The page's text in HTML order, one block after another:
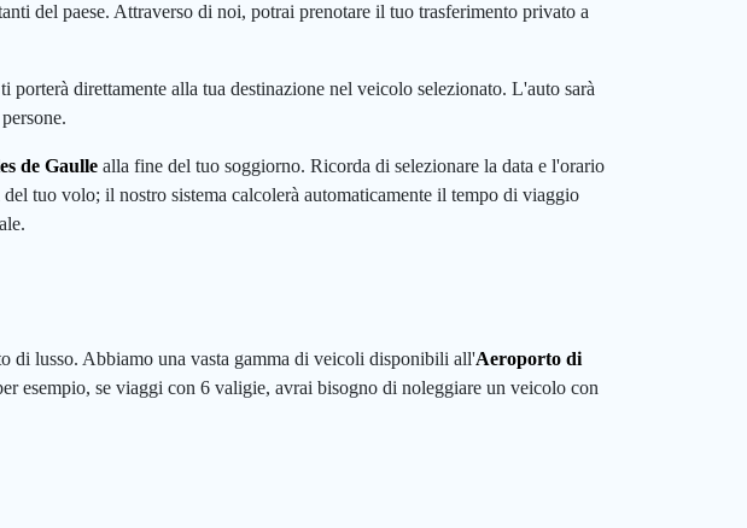
del paese. Attraverso di noi, potrai prenotare il tuo trasferimento privato a
direttamente alla tua destinazione nel veicolo selezionato. L'auto sarà
de Gaulle alla fine del tuo soggiorno. Ricorda di selezionare la data e l'orario
tuo volo; il nostro sistema calcolerà automaticamente il tempo di viaggio
di lusso. Abbiamo una vasta gamma di veicoli disponibili all'Aeroporto di
esempio, se viaggi con 6 valigie, avrai bisogno di noleggiare un veicolo con